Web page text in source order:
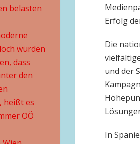
belasten
würden
dass
den
heißt es
OÖ
Erfolg
Die
und der
In